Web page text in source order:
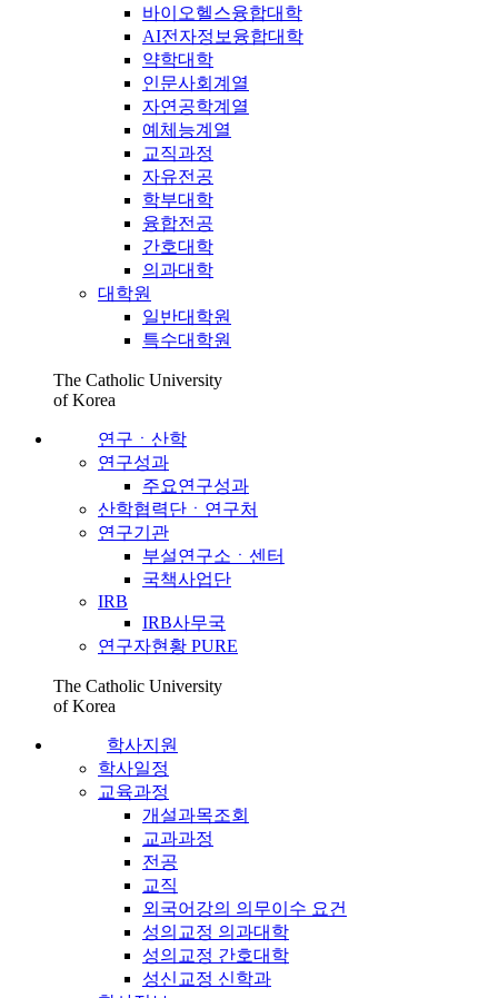
바이오헬스융합대학
AI전자정보융합대학
약학대학
인문사회계열
자연공학계열
예체능계열
교직과정
자유전공
학부대학
융합전공
간호대학
의과대학
대학원
일반대학원
특수대학원
The Catholic University
of Korea
연구ㆍ산학
연구성과
주요연구성과
산학협력단ㆍ연구처
연구기관
부설연구소ㆍ센터
국책사업단
IRB
IRB사무국
연구자현황 PURE
The Catholic University
of Korea
학사지원
학사일정
교육과정
개설과목조회
교과과정
전공
교직
외국어강의 의무이수 요건
성의교정 의과대학
성의교정 간호대학
성신교정 신학과